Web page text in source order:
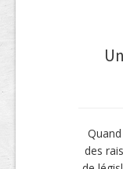
des